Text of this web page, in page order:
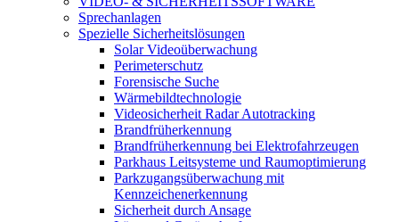
Sprechanlagen
Spezielle Sicherheitslösungen
Solar Videoüberwachung
Perimeterschutz
Forensische Suche
Wärmebildtechnologie
Videosicherheit Radar Autotracking​
Brandfrüherkennung
Brandfrüherkennung bei Elektrofahrzeugen
Parkhaus Leitsysteme und Raumoptimierung
Parkzugangsüberwachung mit
Kennzeichenerkennung
Sicherheit durch Ansage